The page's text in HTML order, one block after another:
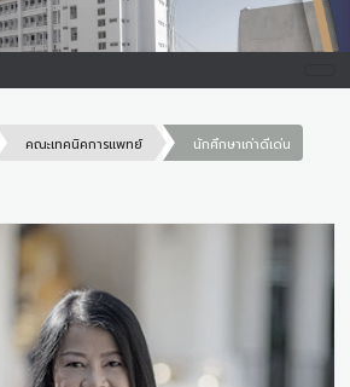
คณะเทคนิคการแพทย์ นักศึกษาเก่าดีเด่น